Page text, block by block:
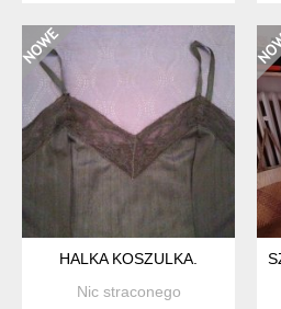
HALKA KOSZULKA.
Nic straconego